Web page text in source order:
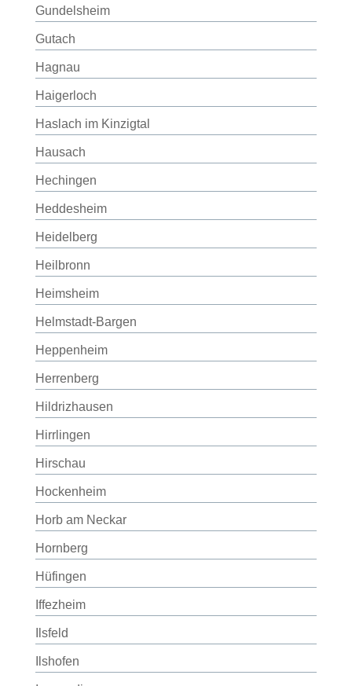
Gundelsheim
Gutach
Hagnau
Haigerloch
Haslach im Kinzigtal
Hausach
Hechingen
Heddesheim
Heidelberg
Heilbronn
Heimsheim
Helmstadt-Bargen
Heppenheim
Herrenberg
Hildrizhausen
Hirrlingen
Hirschau
Hockenheim
Horb am Neckar
Hornberg
Hüfingen
Iffezheim
Ilsfeld
Ilshofen